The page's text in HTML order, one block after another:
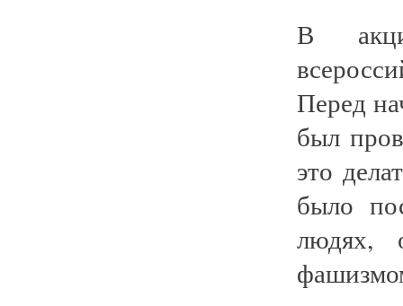
В
Перед
был
это
было
людях,